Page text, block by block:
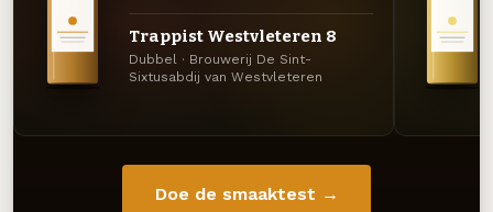
Trappist Westvleteren 8
Dubbel · Brouwerij De Sint-
Sixtusabdij van Westvleteren
Doe de smaaktest →